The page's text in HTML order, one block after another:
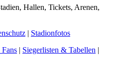
Hallen, Tickets, Arenen,
| Stadionfotos
| Siegerlisten & Tabellen |